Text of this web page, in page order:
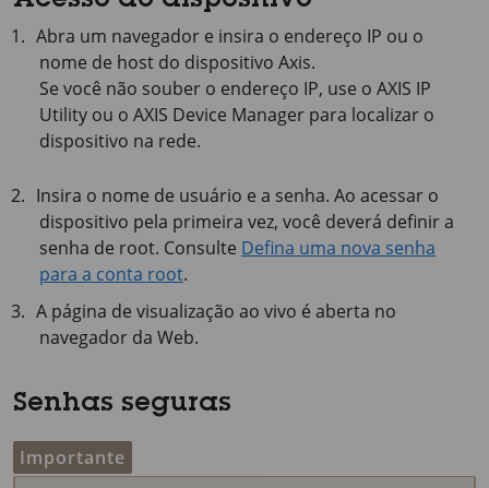
Abra um navegador e insira o endereço IP ou o
nome de host do dispositivo Axis.
Se você não souber o endereço IP, use o AXIS IP
Utility ou o AXIS Device Manager para localizar o
dispositivo na rede.
Insira o nome de usuário e a senha. Ao acessar o
dispositivo pela primeira vez, você deverá definir a
senha de root. Consulte Defina uma nova senha
para a conta root.
A página de visualização ao vivo é aberta no
navegador da Web.
Senhas seguras
Importante